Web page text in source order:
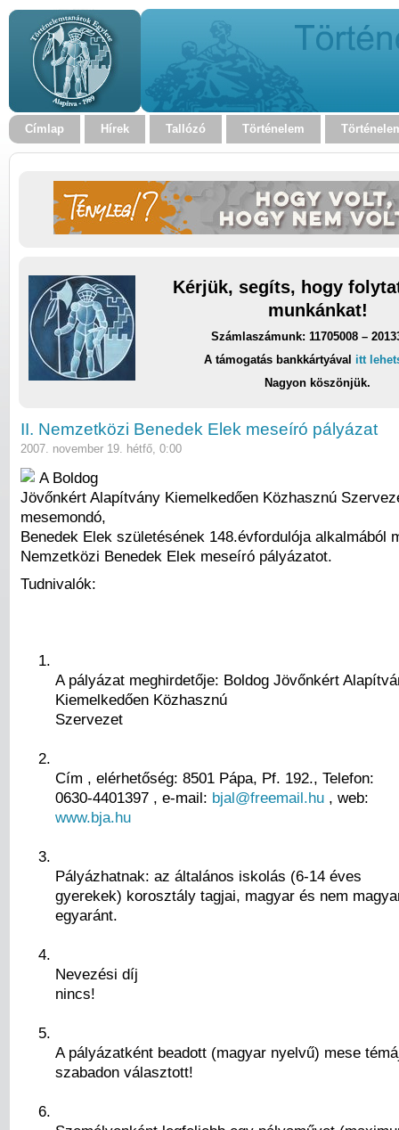
Címlap Hírek Tallózó Történelem
Kérjük, segíts, hogy
munkánkat!
Számlaszámunk: 11705008 –
A támogatás bankkártyával itt
Nagyon köszönjük.
II. Nemzetközi Benedek Elek meseíró pályázat
2007. november 19. hétfő, 0:00
A Boldog
Jövőnkért Alapítvány Kiemelkedően Közhasznú
mesemondó,
Benedek Elek születésének 148.évfordulója alkalmából
Nemzetközi Benedek Elek meseíró pályázatot.
Tudnivalók:
A pályázat meghirdetője: Boldog Jövőnkért
Kiemelkedően Közhasznú
Szervezet
Cím , elérhetőség: 8501 Pápa, Pf. 192., Telefon:
0630-4401397 , e-mail: bjal@freemail.hu, web:
www.bja.hu
Pályázhatnak: az általános iskolás (6-14 éves
gyerekek) korosztály tagjai, magyar és nem
egyaránt.
Nevezési díj
nincs!
A pályázatként beadott (magyar nyelvű) mese
szabadon választott!